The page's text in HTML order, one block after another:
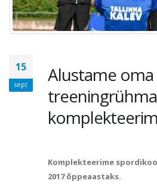
15
sept
Alustame oma
Komplekteerime
2017 õppeaastaks.